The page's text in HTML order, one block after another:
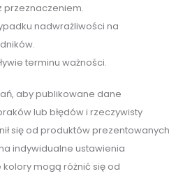
przeznaczeniem.
nadwrażliwości na
terminu ważności.
aby publikowane dane
lub błędów i rzeczywisty
się od produktów prezentowanych
indywidualne ustawienia
mogą różnić się od